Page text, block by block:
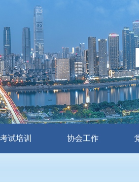
考试培训 协会工作